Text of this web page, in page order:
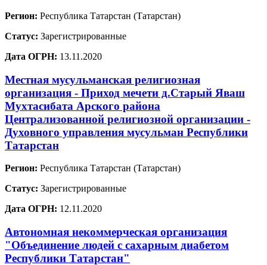
Регион: Республика Татарстан (Татарстан)
Статус: Зарегистрированные
Дата ОГРН: 13.11.2020
Местная мусульманская религиозная
организация - Приход мечети д.Старый Яваш
Мухтасибата Арского района
Централизованной религиозной организации -
Духовного управления мусульман Республики
Татарстан
Регион: Республика Татарстан (Татарстан)
Статус: Зарегистрированные
Дата ОГРН: 12.11.2020
Автономная некоммерческая организация
"Объединение людей с сахарным диабетом
Республики Татарстан"